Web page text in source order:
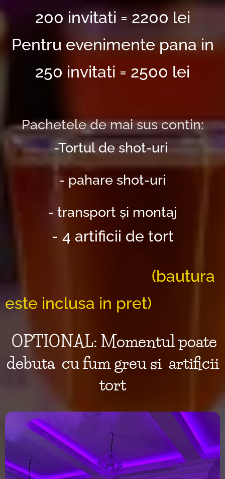
200 invitati = 2200 lei
Pentru evenimente pana in
250 invitati = 2500 lei
Pachetele de mai sus contin:
-Tortul de shot-uri
- pahare shot-uri
- transport și montaj
- 4 artificii de tort
(bautura
este inclusa in pret)
OPTIONAL: Momentul poate
debuta cu fum greu si artificii
tort